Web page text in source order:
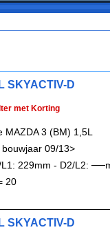
SKYACTIV-D
met Korting
3 (BM) 1,5L
09/13>
229mm - D2/L2:
20
SKYACTIV-D